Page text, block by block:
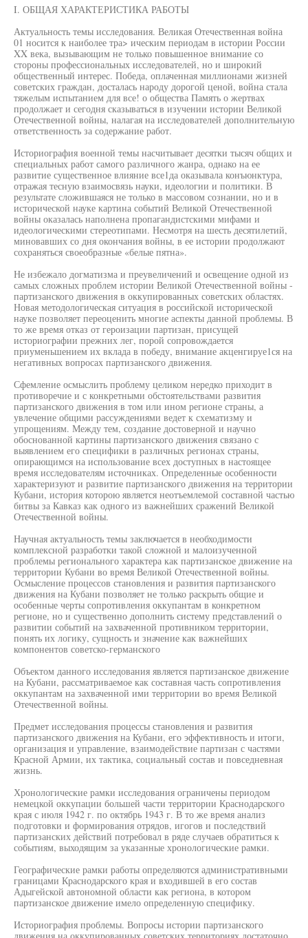
I. ОБЩАЯ ХАРАКТЕРИСТИКА РАБОТЫ
Актуальность темы исследования. Великая Отечественная война
01 носится к наиболее тра> ическим периодам в истории России
XX века, вызывающим не только повышенное внимание со
стороны профессиональных исследователей, но и широкий
общественный интерес. Победа, оплаченная миллионами жизней
советских граждан, досталась народу дорогой ценой, война стала
тяжелым испытанием для все! о общества Память о жертвах
продолжает и сегодня сказываться в изучении истории Великой
Отечественной войны, налагая на исследователей дополнительную
ответственность за содержание работ.
Историография военной темы насчитывает десятки тысяч общих и
специальных работ самого различного жанра, однако на ее
развитие существенное влияние все1да оказывала конъюнктура,
отражая тесную взаимосвязь науки, идеологии и политики. В
результате сложившаяся не только в массовом сознании, но и в
исторической науке картина событий Великой Отечественной
войны оказалась наполнена пропагандистскими мифами и
идеологическими стереотипами. Несмотря на шесть десятилетий,
миновавших со дня окончания войны, в ее истории продолжают
сохраняться своеобразные «белые пятна».
Не избежало догматизма и преувеличений и освещение одной из
самых сложных проблем истории Великой Отечественной войны -
партизанского движения в оккупированных советских областях.
Новая методологическая ситуация в российской исторической
науке позволяет переоценить многие аспекты данной проблемы. В
то же время отказ от героизации партизан, присущей
историографии прежних лег, порой сопровождается
приуменьшением их вклада в победу, внимание акценгируе1ся на
негативных вопросах партизанского движения.
Сфемление осмыслить проблему целиком нередко приходит в
противоречие и с конкретными обстоятельствами развития
партизанского движения в том или ином регионе страны, а
увлечение общими рассуждениями ведет к схематизму и
упрощениям. Между тем, создание достоверной и научно
обоснованной картины партизанского движения связано с
выявлением его специфики в различных регионах страны,
опирающимся на использование всех доступных в настоящее
время исследователям источниках. Определенные особенности
характеризуют и развитие партизанского движения на территории
Кубани, история которою является неотъемлемой составной частью
битвы за Кавказ как одного из важнейших сражений Великой
Отечественной войны.
Научная актуальность темы заключается в необходимости
комплексной разработки такой сложной и малоизученной
проблемы регионального характера как партизанское движение на
территории Кубани во время Великой Отечественной войны.
Осмысление процессов становления и развития партизанского
движения на Кубани позволяет не только раскрыть общие и
особенные черты сопротивления оккупантам в конкретном
регионе, но и существенно дополнить систему представлений о
развитии событий на захваченной противником территории,
понять их логику, сущность и значение как важнейших
компонентов советско-германского
Объектом данного исследования является партизанское движение
на Кубани, рассматриваемое как составная часть сопротивления
оккупантам на захваченной ими территории во время Великой
Отечественной войны.
Предмет исследования процессы становления и развития
партизанского движения на Кубани, его эффективность и итоги,
организация и управление, взаимодействие партизан с частями
Красной Армии, их тактика, социальный состав и повседневная
жизнь.
Хронологические рамки исследования ограничены периодом
немецкой оккупации большей части территории Краснодарского
края с июля 1942 г. по октябрь 1943 г. В то же время анализ
подготовки и формирования отрядов, игогов и последствий
партизанских действий потребовал в ряде случаев обратиться к
событиям, выходящим за указанные хронологические рамки.
Географические рамки работы определяются административными
границами Краснодарского края и входившей в его состав
Адыгейской автономной области как региона, в котором
партизанское движение имело определенную специфику.
Историография проблемы. Вопросы истории партизанского